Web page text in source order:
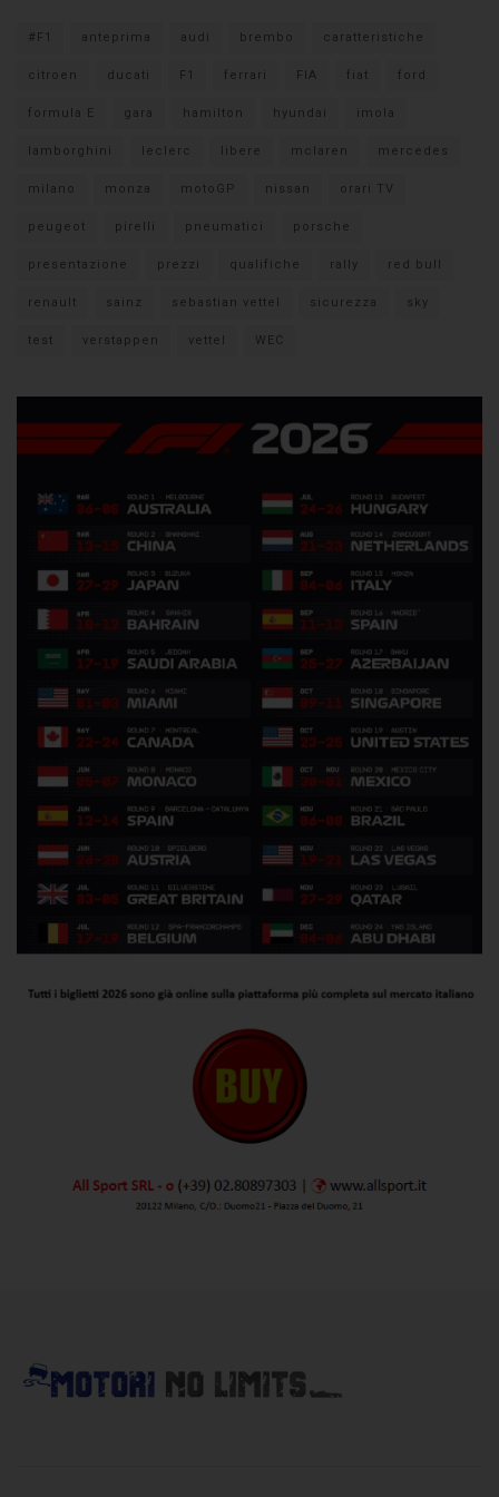
#F1 anteprima audi brembo caratteristiche
citroen ducati F1 ferrari FIA fiat ford
formula E gara hamilton hyundai imola
lamborghini leclerc libere mclaren mercedes
milano monza motoGP nissan orari TV
peugeot pirelli pneumatici porsche
presentazione prezzi qualifiche rally red bull
renault sainz sebastian vettel sicurezza sky
test verstappen vettel WEC